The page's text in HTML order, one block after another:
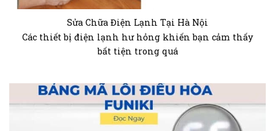
Sửa Chữa Điện Lạnh Tại Hà Nội
Các thiết bị điện lạnh hư hỏng khiến bạn cảm thấy
bất tiện trong quá